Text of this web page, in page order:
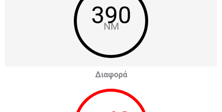
390
NM
Διαφορά